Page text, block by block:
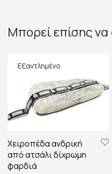
Μπορεί επίσης
Χειροπέδα ανδρική
από ατσάλι δίχρωμη
φαρδιά